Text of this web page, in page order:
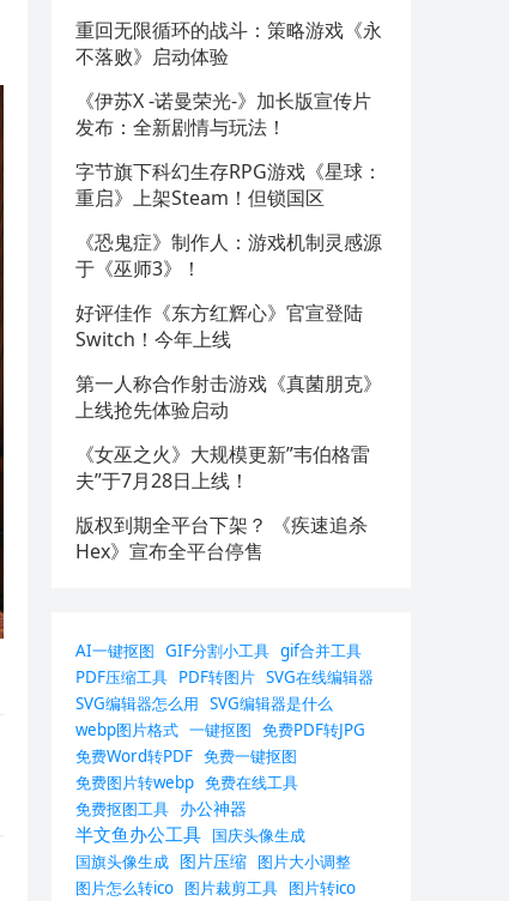
重回无限循环的战斗：策略游戏《永
不落败》启动体验
《伊苏X -诺曼荣光-》加长版宣传片
发布：全新剧情与玩法！
字节旗下科幻生存RPG游戏《星球：
重启》上架Steam！但锁国区
《恐鬼症》制作人：游戏机制灵感源
于《巫师3》！
好评佳作《东方红辉心》官宣登陆
Switch！今年上线
第一人称合作射击游戏《真菌朋克》
上线抢先体验启动
《女巫之火》大规模更新”韦伯格雷
夫”于7月28日上线！
版权到期全平台下架？ 《疾速追杀
Hex》宣布全平台停售
AI一键抠图 GIF分割小工具 gif合并工具
PDF压缩工具 PDF转图片 SVG在线编辑器
SVG编辑器怎么用 SVG编辑器是什么
webp图片格式 一键抠图 免费PDF转JPG
免费Word转PDF 免费一键抠图
免费图片转webp 免费在线工具
免费抠图工具 办公神器
半文鱼办公工具 国庆头像生成
国旗头像生成 图片压缩 图片大小调整
图片怎么转ico 图片裁剪工具 图片转ico